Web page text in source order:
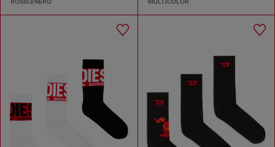
ROSSO/NERO MULTICOLOR